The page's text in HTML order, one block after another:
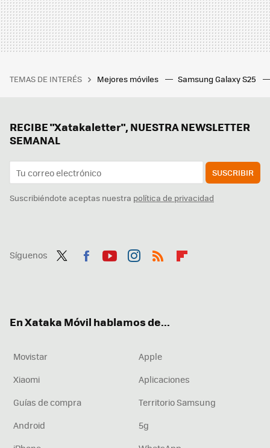
TEMAS DE INTERÉS Mejores móviles Samsung Galaxy S25
RECIBE "Xatakaletter", NUESTRA NEWSLETTER
SEMANAL
SUSCRIBIR
Suscribiéndote aceptas nuestra política de privacidad
Síguenos
En Xataka Móvil hablamos de...
Movistar
Apple
Xiaomi
Aplicaciones
Guías de compra
Territorio Samsung
Android
5g